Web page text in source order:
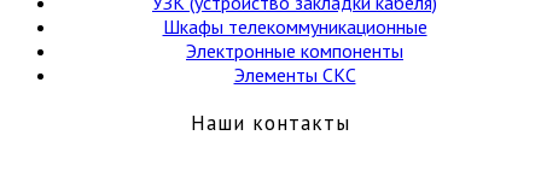
Шкафы телекоммуникационные
Электронные компоненты
Элементы СКС
Наши контакты